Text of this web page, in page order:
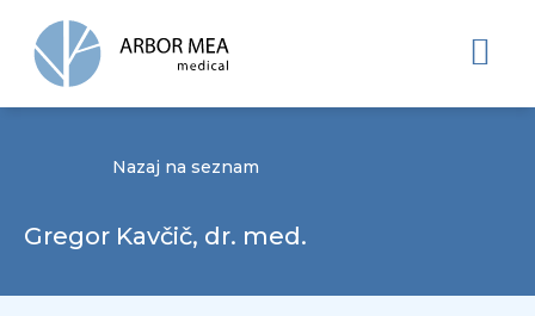
Nazaj na seznam
Gregor Kavčič, dr. med.